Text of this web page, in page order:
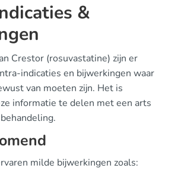
&
Crestor (rosuvastatine) zijn er
indicaties en bijwerkingen waar
van moeten zijn. Het is
informatie te delen met een arts
milde bijwerkingen zoals: